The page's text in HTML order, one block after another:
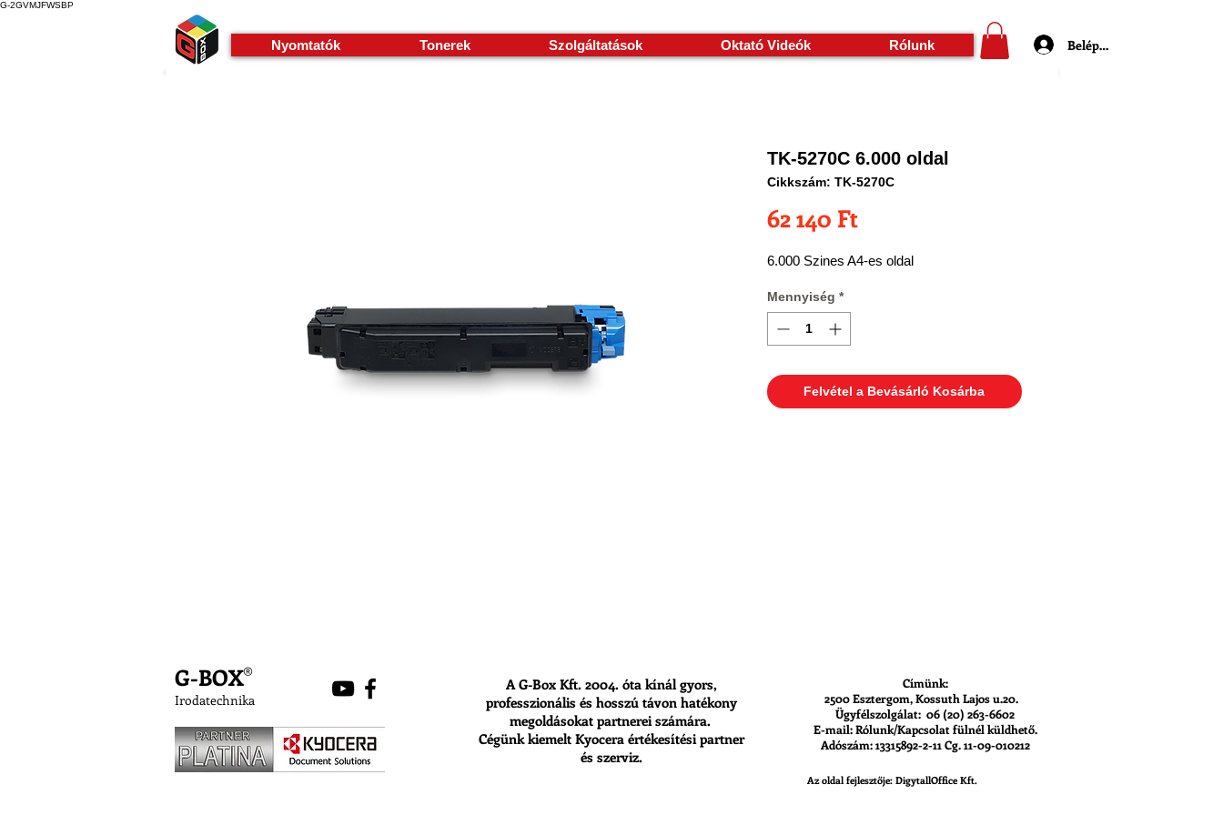
G-2GVMJFWSBP
Nyomtatók Tonerek Szolgáltatások Oktató Videók Rólunk Belépés
TK-5270C 6.000 oldal
Cikkszám: TK-5270C
62 140 FtÁr
6.000 Szines A4-es oldal
Mennyiség *
Felvétel a Bevásárló Kosárba
G-BOX®
Irodatechnika
A G-Box Kft. 2004. óta kínál gyors,
professzionális és hosszú távon hatékony
megoldásokat partnerei számára.
Cégünk kiemelt Kyocera értékesítési partner
és szerviz.
Címünk:
2500 Esztergom, Kossuth Lajos u.20.
Ügyfélszolgálat: 06 (20) 263-6602
E-mail: Rólunk/Kapcsolat fülnél küldhető.
Adószám: 13315892-2-11 Cg. 11-09-010212
Az oldal fejlesztője: DigytallOffice Kft.